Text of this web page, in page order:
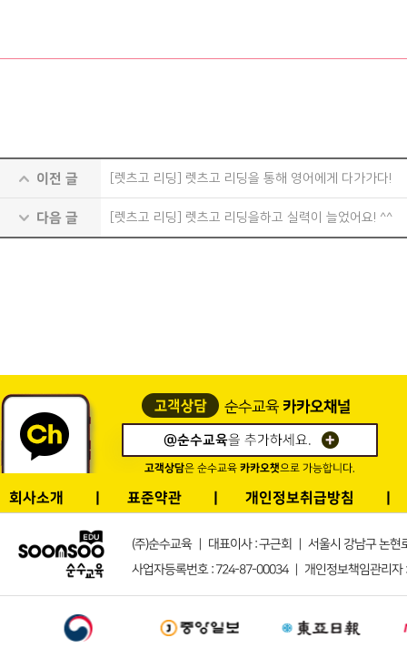
이전 글 [렛츠고 리딩] 렛츠고 리딩을 통해 영어에게 다가가다!
다음 글 [렛츠고 리딩] 렛츠고 리딩을하고 실력이 늘었어요! ^^
회사소개 표준약관 개인정보취급방침
(주)순수교육 ｜ 대표이사 : 구근회 ｜ 서울시 강남구 논
사업자등록번호 : 724-87-00034 ｜ 개인정보책임관리